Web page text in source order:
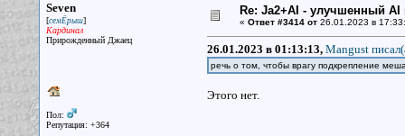
Seven
[семЁрыш]
Кардинал
Прирожденный Джаец
Пол:
Репутация: +364
Re: Ja2+AI - улучшенный AI
« Ответ #3414 от26.01.2023 в
26.01.2023 в 01:13:13, Mangust
речь о том, чтобы врагу подкрепление
Этого нет.